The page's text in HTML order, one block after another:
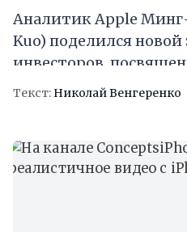
Аналитик Apple
Kuo) поделился
инвесторов,
на 2020 и 2021 годы.
Текст: Николай Венгеренко